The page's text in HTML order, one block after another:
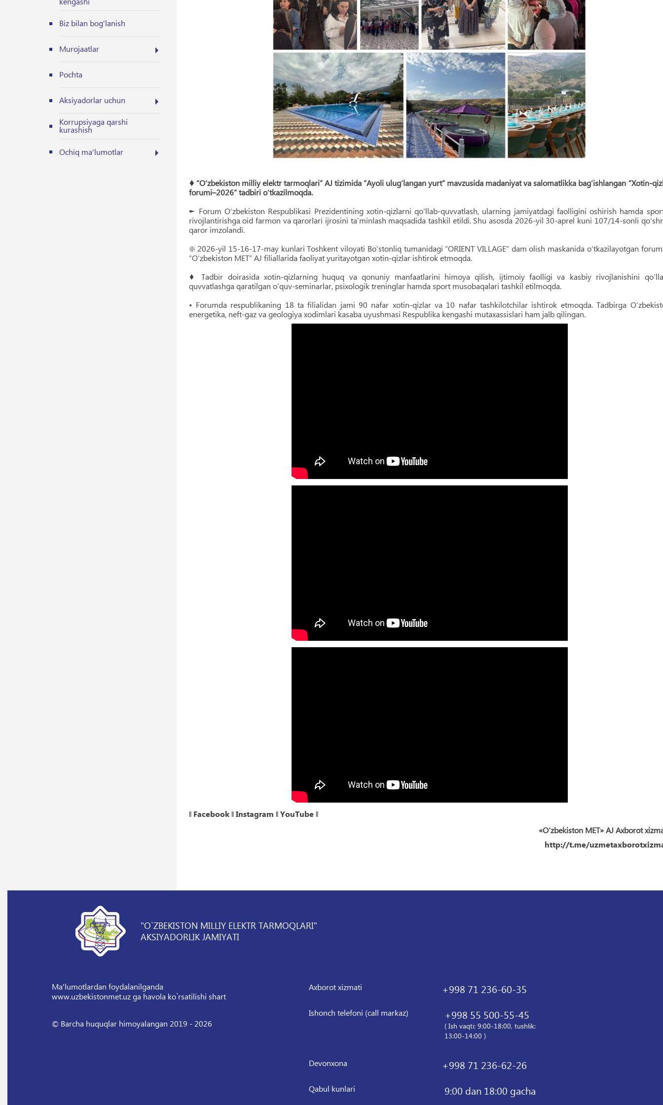
Biz bilan bog'lanish
Murojaatlar
Pochta
Aksiyadorlar uchun
Korrupsiyaga qarshi
kurashish
Ochiq ma'lumotlar
♦ “O‘zbekiston milliy elektr tarmoqlari” AJ tizimida “Ayoli ulug‘langan yurt” mavzusida madaniyat va salomatlikka bag‘ishlangan “Xotin-
forumi–2026” tadbiri o‘tkazilmoqda.
► Forum O‘zbekiston Respublikasi Prezidentining xotin-qizlarni qo‘llab-quvvatlash, ularning jamiyatdagi faolligini oshirish hamda
rivojlantirishga oid farmon va qarorlari ijrosini ta’minlash maqsadida tashkil etildi. Shu asosda 2026-yil 30-aprel kuni 107/14-sonli
qaror imzolandi.
❇️ 2026-yil 15-16-17-may kunlari Toshkent viloyati Bo‘stonliq tumanidagi “ORIENT VILLAGE” dam olish maskanida o‘tkazilayotgan
“O‘zbekiston MET” AJ filiallarida faoliyat yuritayotgan xotin-qizlar ishtirok etmoqda.
♦ Tadbir doirasida xotin-qizlarning huquq va qonuniy manfaatlarini himoya qilish, ijtimoiy faolligi va kasbiy rivojlanishini
quvvatlashga qaratilgan o‘quv-seminarlar, psixologik treninglar hamda sport musobaqalari tashkil etilmoqda.
• Forumda respublikaning 18 ta filialidan jami 90 nafar xotin-qizlar va 10 nafar tashkilotchilar ishtirok etmoqda. Tadbirga
energetika, neft-gaz va geologiya xodimlari kasaba uyushmasi Respublika kengashi mutaxassislari ham jalb qilingan.
‖ Facebook‖Instagram ‖YouTube‖
«O‘zbekiston MET» AJ Axborot
http://t.me/
"O`ZBEKISTON MILLIY ELEKTR TARMOQLARI"
AKSIYADORLIK JAMIYATI
Ma'lumotlardan foydalanilganda
www.uzbekistonmet.uz ga havola ko`rsatilishi shart
© Barcha huquqlar himoyalangan 2019 - 2026
Axborot xizmati +998 71 236-60-35
Ishonch telefoni (call markaz) +998 55 500-55-45
( Ish vaqti: 9:00-18:00, tushlik:
13:00-14:00 )
Devonxona +998 71 236-62-26
Qabul kunlari 9:00 dan 18:00 gacha